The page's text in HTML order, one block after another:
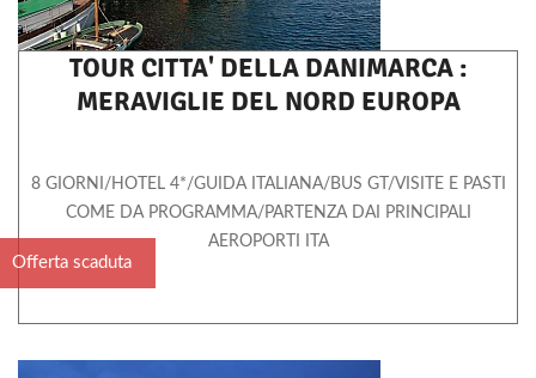
Offerta scaduta
TOUR CITTA' DELLA DANIMARCA :
MERAVIGLIE DEL NORD EUROPA
8 GIORNI/HOTEL 4*/GUIDA ITALIANA/BUS GT/VISITE E PASTI
COME DA PROGRAMMA/PARTENZA DAI PRINCIPALI
AEROPORTI ITA